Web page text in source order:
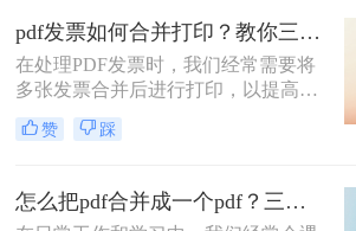
PDF合并任务。
pdf发票如何合并打印？教你三种简单合并方法！
在处理PDF发票时，我们经常需要将
多张发票合并后进行打印，以提高工
作效率和节省纸张。那么PDF发票如
何合并打印呢？以下将介绍三种合并
轻松应对这一需求。
赞 踩
怎么把pdf合并成一个pdf？三种方法教你快速合并pdf！